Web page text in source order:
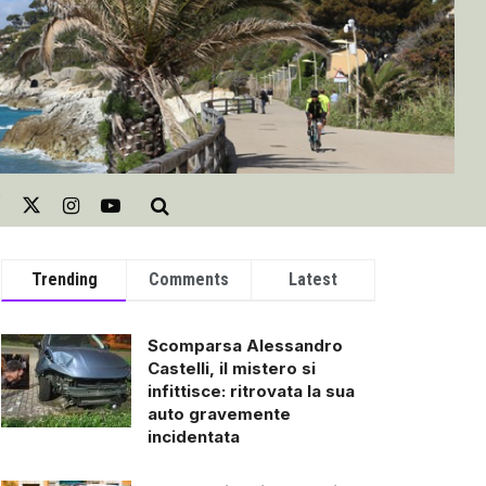
Trending Comments Latest
Scomparsa Alessandro
Castelli, il mistero si
infittisce: ritrovata la sua
auto gravemente
incidentata